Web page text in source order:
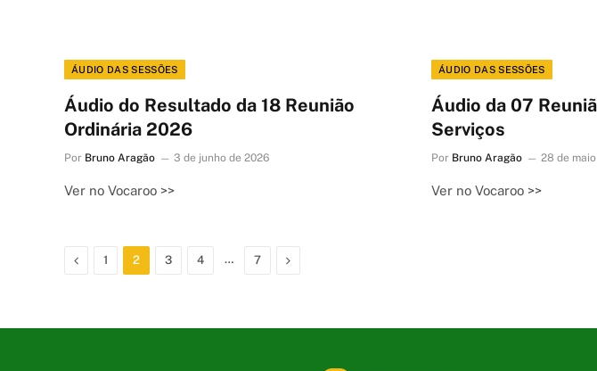
ÁUDIO DAS SESSÕES
Áudio do Resultado da 18 Reunião
Ordinária 2026
Por Bruno Aragão 3 de junho de 2026
Ver no Vocaroo >>
ÁUDIO DAS SESSÕES
Áudio da 07
Serviços
Por Bruno Aragão 28 de
Ver no Vocaroo >>
Anterior
1 2 3 4 … 7 Proximo